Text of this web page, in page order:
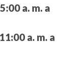
5:00 a. m. a
11:00 a. m. a